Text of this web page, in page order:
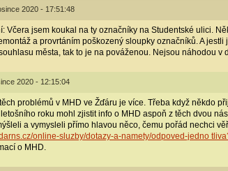
2020 - 17:51:48
Včera jsem koukal na ty označníky na Studentské ulici.
a provrtáním poškozený sloupky označníků. A
města, tak to je na pováženou. Nejsou náhodou
2020 - 12:15:04
problémů v MHD ve Žďáru je více. Třeba když někdo
roku mohl zjistit info o MHD aspoň z těch dvou
a vymysleli přímo hlavou něco, čemu pořád nechci
online-sluzby/dotazy-a-namety/odpoved-jedno
o MHD.